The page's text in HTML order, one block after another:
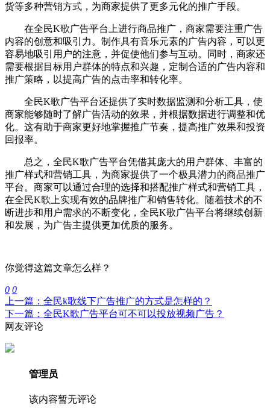
货等多种营销方式，为商家提供了更多元化的推广手段。
在全民K歌广告平台上进行商品推广，商家需要注重广告
内容的创意和吸引力。制作具有音乐元素的广告内容，可以更
容易地吸引用户的注意，并促使他们参与互动。同时，商家还
需要根据目标用户群体的特点和兴趣，定制合适的广告内容和
推广策略，以提高广告的点击率和转化率。
全民K歌广告平台还提供了实时数据监测和分析工具，使
商家能够随时了解广告活动的效果，并根据数据进行调整和优
化。这有助于商家更好地掌握推广节奏，提高推广效果和投资
回报率。
总之，全民K歌广告平台凭借其庞大的用户群体、丰富的
推广样式和营销工具，为商家提供了一个极具潜力的商品推广
平台。商家可以通过合理的选择和搭配推广样式和营销工具，
在全民K歌上实现有效的品牌推广和销售转化。随着技术的不
断进步和用户需求的不断变化，全民K歌广告平台将继续创新
和发展，为广告主提供更加优质的服务。
你觉得这篇文章怎么样？
0 0
上一篇：全民k歌线下广告推广的方式是怎样的？
下一篇：全民K歌广告平台可不可以投放视频广告？
网友评论
管理员
该内容暂无评论